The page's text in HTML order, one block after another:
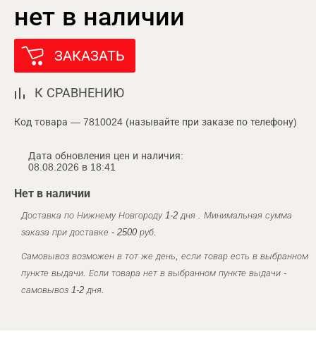
нет в наличии
ЗАКАЗАТЬ
К СРАВНЕНИЮ
Код товара — 7810024 (называйте при заказе по телефону)
Дата обновления цен и наличия:
08.08.2026 в 18:41
Нет в наличии
Доставка по Нижнему Новгороду 1-2 дня . Минимальная сумма
заказа при доставке - 2500 руб.
Самовывоз возможен в тот же день, если товар есть в выбранном
пункте выдачи. Если товара нет в выбранном пункте выдачи -
самовывоз 1-2 дня.